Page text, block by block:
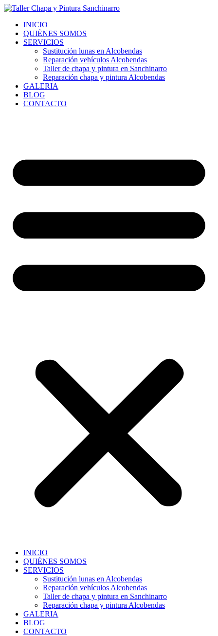
Ir
contenidoINICIO
QUIÉNES SOMOS
SERVICIOS
Sustitución lunas en Alcobendas
Reparación vehículos Alcobendas
Taller de chapa y pintura en Sanchinarro
Reparación chapa y pintura Alcobendas
GALERIA
BLOG
CONTACTO
INICIO
QUIÉNES SOMOS
SERVICIOS
Sustitución lunas en Alcobendas
Reparación vehículos Alcobendas
Taller de chapa y pintura en Sanchinarro
Reparación chapa y pintura Alcobendas
GALERIA
BLOG
CONTACTO